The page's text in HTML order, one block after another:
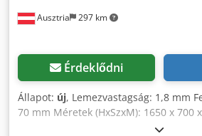
Ausztria 297 km
Érdeklődni
Állapot: új, Lemezvastagság: 1,8 mm
70 mm Méretek (HxSzxM): 1650 x 700
1,5 mm Motor: 1,1 kW Lemezhossz: